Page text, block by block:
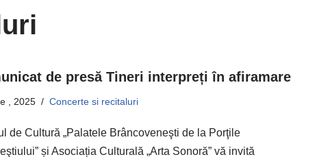
de presă Tineri interpreți în afiramare
, 2025 Concerte si recitaluri
de Cultură „Palatele Brâncoveneşti de la Porţile
și Asociația Culturală „Arta Sonoră” vă invită